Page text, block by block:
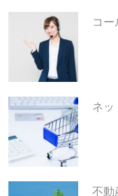
コー
ネッ
不動